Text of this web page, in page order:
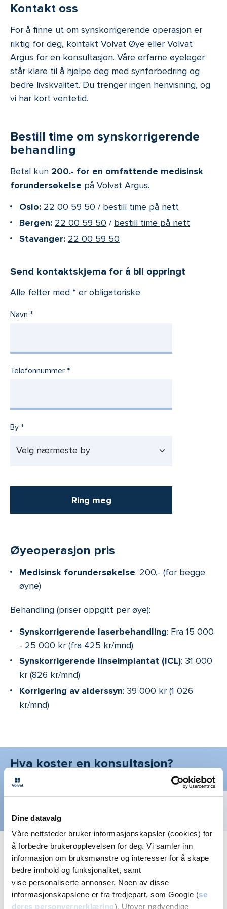
Dine datavalg
Våre nettsteder bruker informasjonskapsler (cookies) for
å forbedre brukeropplevelsen for deg. Vi samler inn
informasjon om bruksmønstre og interesser for å skape
bedre innhold og funksjonalitet, samt
vise personaliserte annonser. Noen av disse
informasjonskapslene er fra tredjepart, som Google (se
deres personvernerklæring). Utover nødvendige
Kontakt oss
For å finne ut om synskorrigerende operasjon er
riktig for deg, kontakt Volvat Øye eller Volvat
Argus for en konsultasjon. Våre erfarne øyeleger
står klare til å hjelpe deg med synforbedring og
bedre livskvalitet. Du trenger ingen henvisning, og
vi har kort ventetid.
Bestill time om synskorrigerende
behandling
Betal kun 200.- for en omfattende medisinsk
forundersøkelse på Volvat Argus.
Oslo: 22 00 59 50 / bestill time på nett
Bergen: 22 00 59 50 / bestill time på nett
Stavanger: 22 00 59 50
Send kontaktskjema for å bli oppringt
Alle felter med * er obligatoriske
Navn
Telefonnummer
By
Ring meg
Øyeoperasjon pris
Medisinsk forundersøkelse: 200,- (for begge
øyne)
Behandling (priser oppgitt per øye):
Synskorrigerende laserbehandling: Fra 15 000
- 25 000 kr (fra 425 kr/mnd)
Synskorrigerende linseimplantat (ICL): 31 000
kr (826 kr/mnd)
Korrigering av alderssyn: 39 000 kr (1 026
kr/mnd)
Hva koster en konsultasjon?
priser
Synskorrigerende behandlinger i Bergen
tilbys på